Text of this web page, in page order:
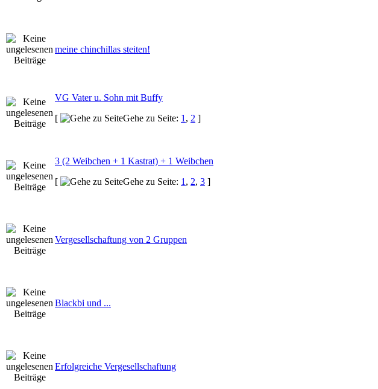
meine chinchillas steiten!
VG Vater u. Sohn mit Buffy
[
Gehe zu Seite: 1 , 2 ]
3 (2 Weibchen + 1 Kastrat) + 1 Weibchen
[
Gehe zu Seite: 1 , 2, 3 ]
Vergesellschaftung von 2 Gruppen
Blackbi und ...
Erfolgreiche Vergesellschaftung